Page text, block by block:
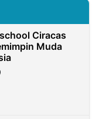
Ciracas
Muda